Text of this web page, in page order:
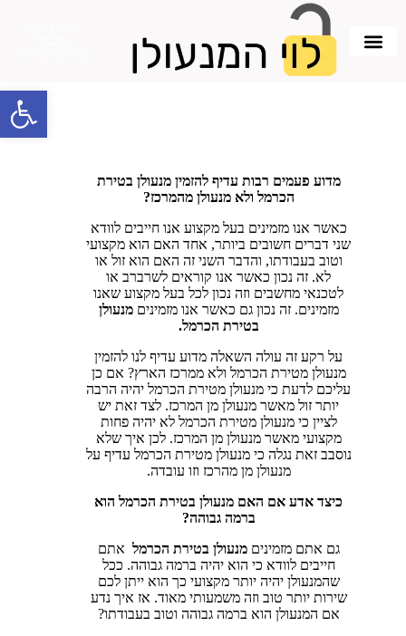
פתח
מדוע פעמים רבות עדיף להזמין מנעולן בטירת
הכרמל ולא מנעולן מהמרכז?
כאשר אנו מזמינים בעל מקצוע אנו חייבים לוודא
שני דברים חשובים ביותר, אחד האם הוא מקצועי
וטוב בעבודתו, והדבר השני זה האם הוא זול או
לא. זה נכון כאשר אנו קוראים לשרברב או
לטכנאי מחשבים וזה נכון לכל בעל מקצוע שאנו
מזמינים. זה נכון גם כאשר אנו מזמיניםמנעולן
בטירת הכרמל.
על רקע זה עולה השאלה מדוע עדיף לנו להזמין
מנעולן מטירת הכרמל ולא ממרכז הארץ? אם כן
עליכם לדעת כי מנעולן מטירת הכרמל יהיה הרבה
יותר זול מאשר מנעולן מן המרכז. לצד זאת יש
לציין כי מנעולן מטירת הכרמל לא יהיה פחות
מקצועי מאשר מנעולן מן המרכז. לכן איך שלא
נוסבב זאת נגלה כי מנעולן מטירת הכרמל עדיף על
מנעולן מן מהרכז וזו עובדה.
כיצד אדע אם האם מנעולן בטירת הכרמל הוא
ברמה גבוהה?
גם אתם מזמיניםמנעולן בטירת הכרמל אתם
חייבים לוודא כי הוא יהיה ברמה גבוהה. ככל
שהמנעולן יהיה יותר מקצועי כך הוא ייתן לכם
שירות יותר טוב וזה משמעותי מאוד. אז איך נדע
אם המנעולן הוא ברמה גבוהה וטוב בעבודתו?